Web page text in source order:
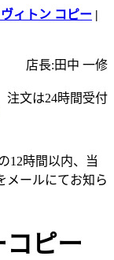
ィトン コピー |
店長:田中 一修
注文は24時間受付
12時間以内、当
メールにてお知ら
ピー